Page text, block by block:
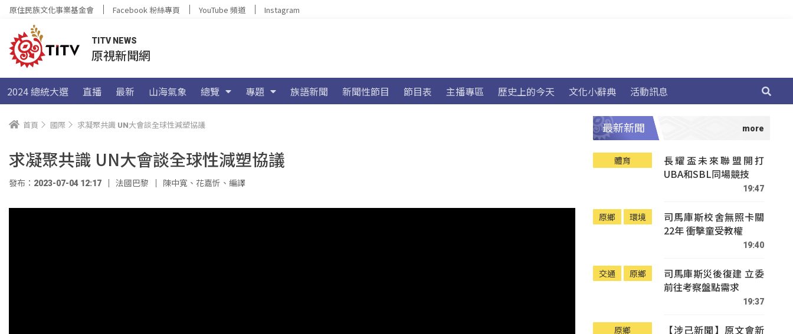
原住民族文化事業基金會 Facebook 粉絲專頁 YouTube 頻道 Instagram
TITV NEWS
原視新聞網
2024 總統大選 直播 最新 山海氣象 總覽 專題 族語新聞 新聞性節目 節目表 主播專區 歷史上的今天 文化小辭典 活動訊息
首頁 國際 求凝聚共識 UN大會談全球性減塑協議
求凝聚共識 UN大會談全球性減塑協議
發布：2023-07-04 12:17 法國巴黎 陳中寬 、 花嘉忻 、 編譯
最新新聞
體育
長耀盃未來聯盟開打
UBA和SBL同場競技
19:47
原鄉 環境
司馬庫斯校舍無照卡關
22年 衝擊童受教權
19:40
交通 原鄉
司馬庫斯災後復建 立委
前往考察盤點需求
19:37
原鄉
【涉己新聞】原文會新